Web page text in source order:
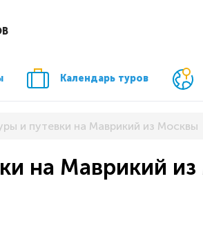
Календарь туров
и путевки на Маврикий из Москвы
на Маврикий